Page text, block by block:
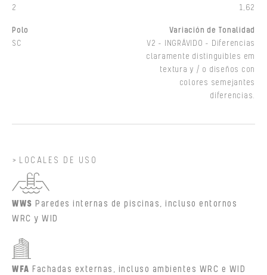
2
1,62
Polo
SC
Variación de Tonalidad
V2 - INGRÁVIDO - Diferencias
claramente distinguibles em
textura y / o diseños con
colores semejantes
diferencias.
LOCALES DE USO
WWS Paredes internas de piscinas, incluso entornos
WRC y WID
WFA Fachadas externas, incluso ambientes WRC e WID